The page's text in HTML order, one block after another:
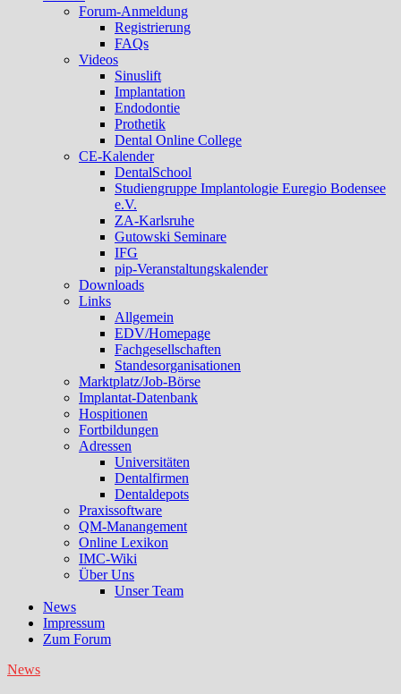
Forum-Anmeldung
Registrierung
FAQs
Videos
Sinuslift
Implantation
Endodontie
Prothetik
Dental Online College
CE-Kalender
DentalSchool
Studiengruppe Implantologie Euregio Bodensee
e.V.
ZA-Karlsruhe
Gutowski Seminare
IFG
pip-Veranstaltungskalender
Downloads
Links
Allgemein
EDV/Homepage
Fachgesellschaften
Standesorganisationen
Marktplatz/Job-Börse
Implantat-Datenbank
Hospitionen
Fortbildungen
Adressen
Universitäten
Dentalfirmen
Dentaldepots
Praxissoftware
QM-Manangement
Online Lexikon
IMC-Wiki
Über Uns
Unser Team
News
Impressum
Zum Forum
News